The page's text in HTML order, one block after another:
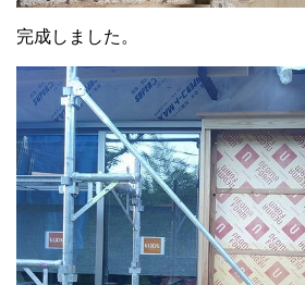
完成しました。